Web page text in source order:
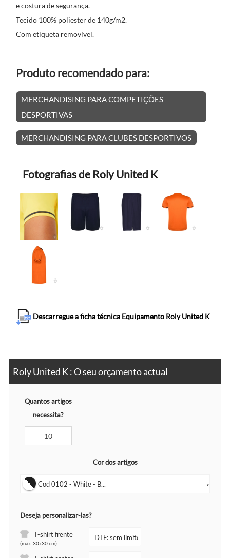
e costura de segurança.
Tecido 100% poliester de 140g/m2.
Com etiqueta removível.
Produto recomendado para:
MERCHANDISING PARA COMPETIÇÕES
DESPORTIVAS
MERCHANDISING PARA CLUBES DESPORTIVOS
Fotografias de Roly United K
Descarregue a ficha técnica Equipamento Roly United K
Roly United K : O seu orçamento actual
Quantos artigos
necessita?
Cor dos artigos
Cod 0102 - White - B... ▼
Deseja personalizar-las?
T-shirt frente
(máx. 30x30 cm)